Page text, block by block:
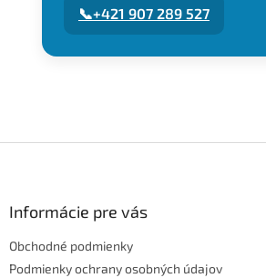
📞+421 907 289 527
Informácie pre vás
Obchodné podmienky
Podmienky ochrany osobných údajov